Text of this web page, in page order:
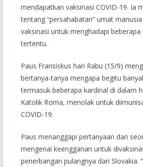
mendapatkan vaksinasi COVID-19. Ia
tentang “persahabatan” umat
vaksinasi untuk menghadapi beberapa
tertentu.
Paus Fransiskus hari Rabu (15/9)
bertanya-tanya mengapa begitu
termasuk beberapa kardinal di dalam
Katolik Roma, menolak untuk
COVID-19.
Paus menanggapi pertanyaan dari
mengenai keengganan untuk
penerbangan pulangnya dari Slovakia.